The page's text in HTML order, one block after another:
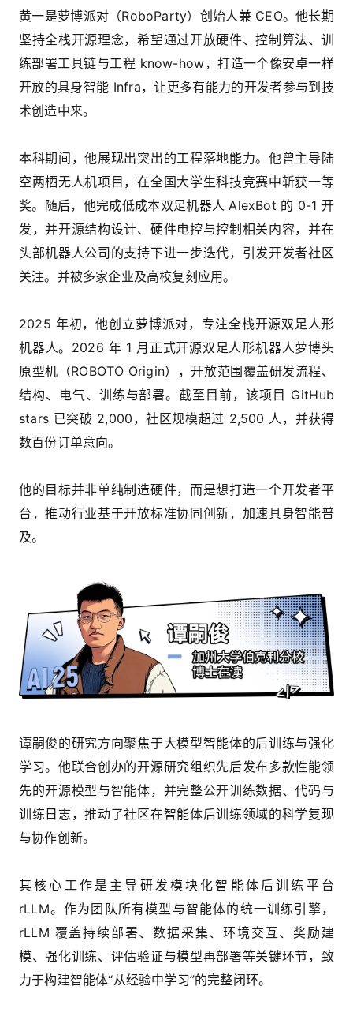
黄一是萝博派对（RoboParty）创始人兼 CEO。他长期
坚持全栈开源理念，希望通过开放硬件、控制算法、训
练部署工具链与工程 know-how，打造一个像安卓一样
开放的具身智能 Infra，让更多有能力的开发者参与到技
术创造中来。
本科期间，他展现出突出的工程落地能力。他曾主导陆
空两栖无人机项目，在全国大学生科技竞赛中斩获一等
奖。随后，他完成低成本双足机器人 AlexBot 的 0-1 开
发，并开源结构设计、硬件电控与控制相关内容，并在
头部机器人公司的支持下进一步迭代，引发开发者社区
关注。并被多家企业及高校复刻应用。
2025 年初，他创立萝博派对，专注全栈开源双足人形
机器人。2026 年 1 月正式开源双足人形机器人萝博头
原型机（ROBOTO Origin），开放范围覆盖研发流程、
结构、电气、训练与部署。截至目前，该项目 GitHub
stars 已突破 2,000，社区规模超过 2,500 人，并获得
数百份订单意向。
他的目标并非单纯制造硬件，而是想打造一个开发者平
台，推动行业基于开放标准协同创新，加速具身智能普
及。
谭嗣俊的研究方向聚焦于大模型智能体的后训练与强化
学习。他联合创办的开源研究组织先后发布多款性能领
先的开源模型与智能体，并完整公开训练数据、代码与
训练日志，推动了社区在智能体后训练领域的科学复现
与协作创新。
其核心工作是主导研发模块化智能体后训练平台
rLLM。作为团队所有模型与智能体的统一训练引擎，
rLLM 覆盖持续部署、数据采集、环境交互、奖励建
模、强化训练、评估验证与模型再部署等关键环节，致
力于构建智能体“从经验中学习”的完整闭环。